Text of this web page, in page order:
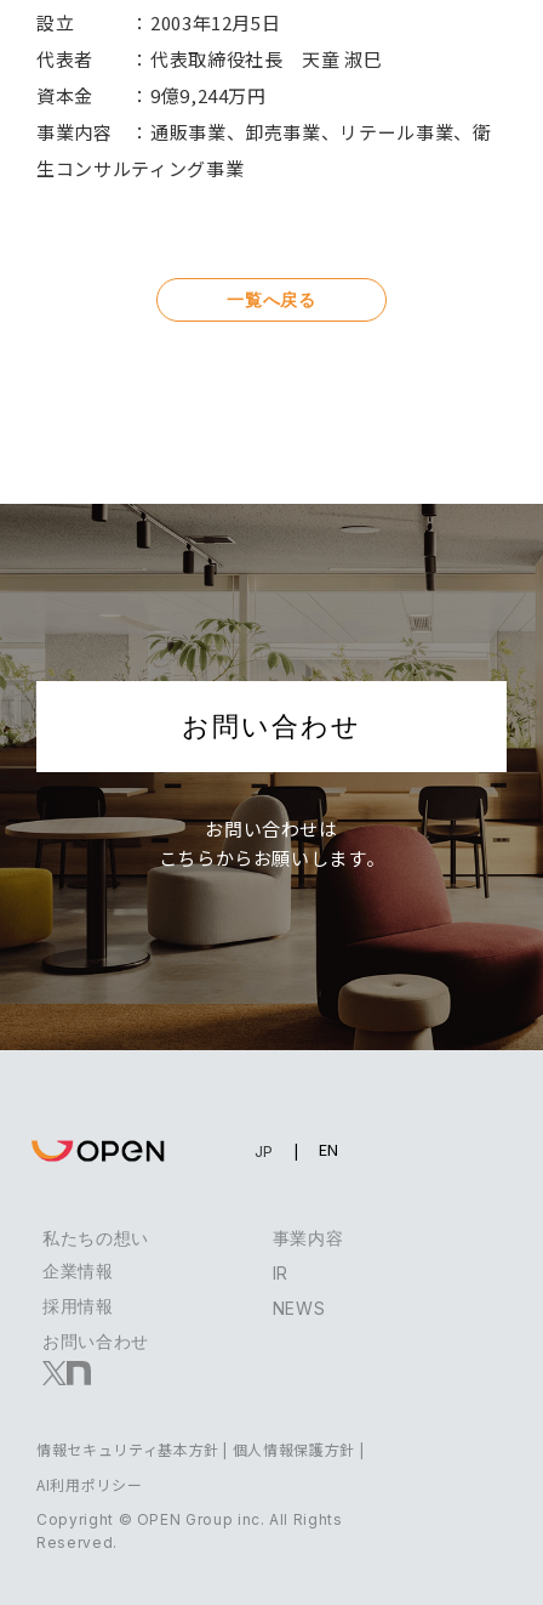
設立 ：2003年12月5日
代表者 ：代表取締役社長 天童 淑巳
資本金 ：9億9,244万円
事業内容 ：通販事業、卸売事業、リテール事業、衛
生コンサルティング事業
一覧へ戻る
お問い合わせ
お問い合わせは
こちらからお願いします。
EN
JP
私たちの想い
事業内容
企業情報
IR
採用情報
NEWS
お問い合わせ
Copyright © OPEN Group inc. All Rights
Reserved.
情報セキュリティ基本方針 | 個人情報保護方針 |
AI利用ポリシー